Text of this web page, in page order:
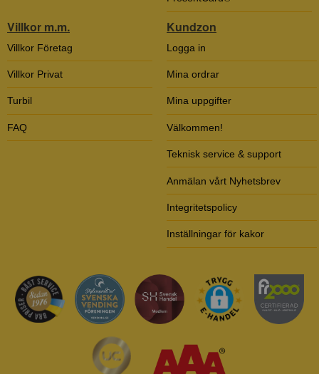
Villkor m.m.
Villkor Företag
Villkor Privat
Turbil
FAQ
Kundzon
Logga in
Mina ordrar
Mina uppgifter
Välkommen!
Teknisk service & support
Anmälan vårt Nyhetsbrev
Integritetspolicy
Inställningar för kakor